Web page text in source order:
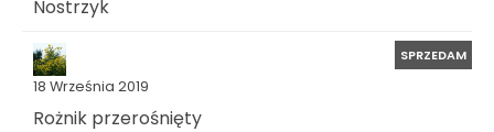
Nostrzyk
18 Września 2019
SPRZEDAM
Rożnik przerośnięty